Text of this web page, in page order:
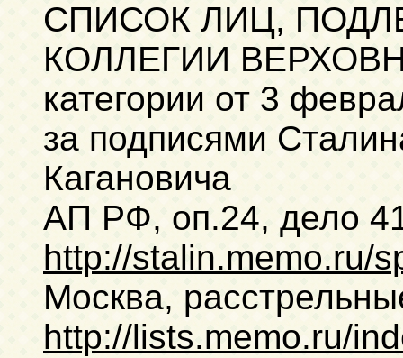
СПИСОК ЛИЦ,
КОЛЛЕГИИ
категории от 3
за подписями
Кагановича
АП РФ, оп.24, дело
http://stalin.memo.ru/
Москва,
http://lists.memo.ru/